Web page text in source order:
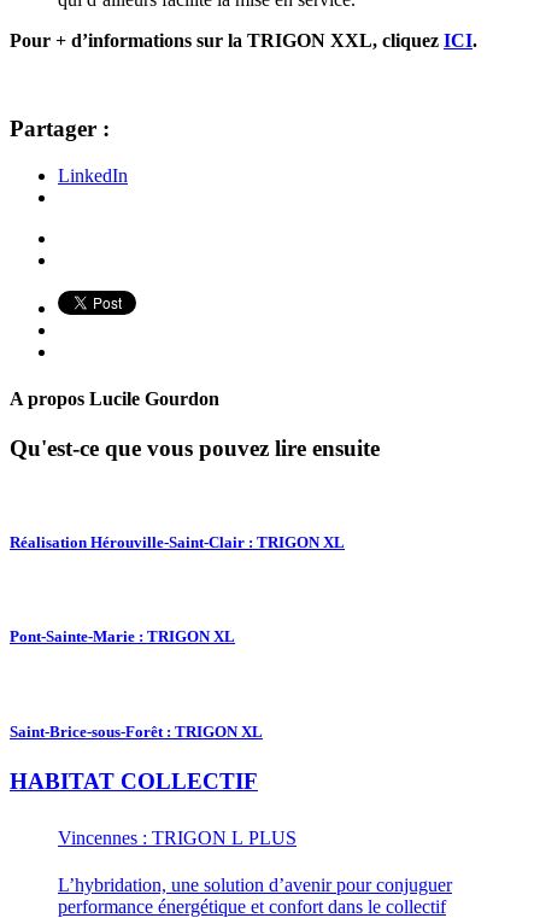
Pour + d’informations sur la TRIGON XXL, cliquez ICI.
Partager :
LinkedIn
A propos Lucile Gourdon
Qu'est-ce que vous pouvez lire ensuite
Réalisation Hérouville-Saint-Clair : TRIGON XL
Pont-Sainte-Marie : TRIGON XL
Saint-Brice-sous-Forêt : TRIGON XL
HABITAT COLLECTIF
Vincennes : TRIGON L PLUS
L’hybridation, une solution d’avenir pour conjuguer
performance énergétique et confort dans le collectif